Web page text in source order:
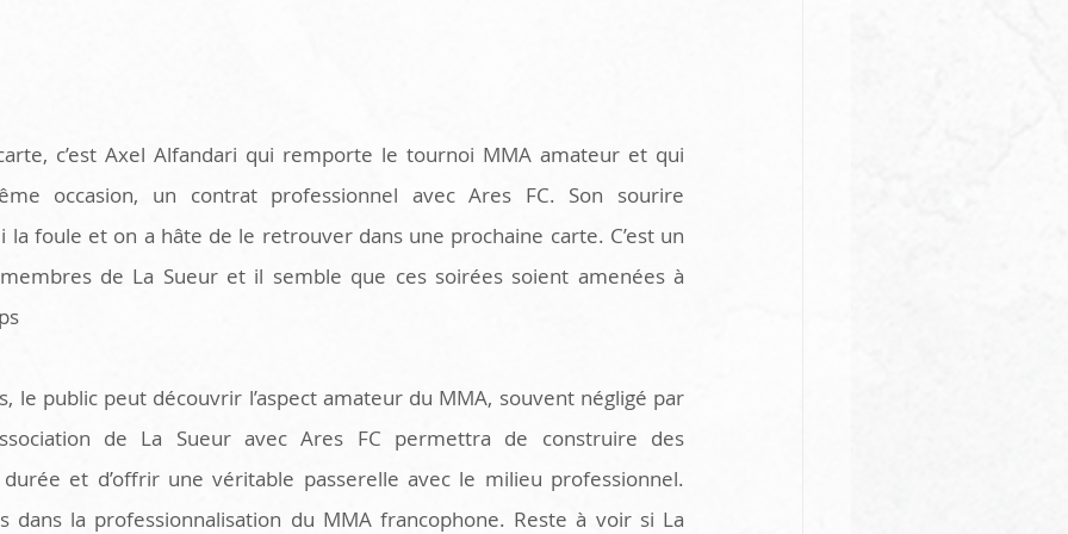
c’est Axel Alfandari qui remporte le tournoi MMA amateur et qui
occasion, un contrat professionnel avec Ares FC. Son sourire
foule et on a hâte de le retrouver dans une prochaine carte. C’est un
de La Sueur et il semble que ces soirées soient amenées à
le public peut découvrir l’aspect amateur du MMA, souvent négligé par
de La Sueur avec Ares FC permettra de construire des
et d’offrir une véritable passerelle avec le milieu professionnel.
dans la professionnalisation du MMA francophone. Reste à voir si La